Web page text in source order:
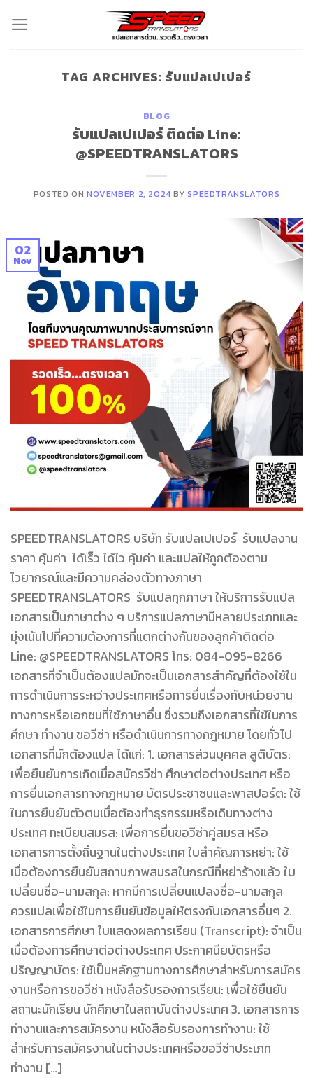
TAG ARCHIVES: รับแปลเปเปอร์
BLOG
รับแปลเปเปอร์ ติดต่อ Line:
@SPEEDTRANSLATORS
POSTED ON NOVEMBER 2, 2024 BYSPEEDTRANSLATORS
02
Nov
SPEEDTRANSLATORS บริษัท รับแปลเปเปอร์ รับแปลงาน
ราคา คุ้มค่า ได้เร็ว ได้ไว คุ้มค่า และแปลให้ถูกต้องตาม
ไวยากรณ์และมีความคล่องตัวทางภาษา
SPEEDTRANSLATORS รับแปลทุกภาษา ให้บริการรับแปล
เอกสารเป็นภาษาต่าง ๆ บริการแปลภาษามีหลายประเภทและ
มุ่งเน้นไปที่ความต้องการที่แตกต่างกันของลูกค้าติดต่อ
Line: @SPEEDTRANSLATORS โทร: 084-095-8266
เอกสารที่จำเป็นต้องแปลมักจะเป็นเอกสารสำคัญที่ต้องใช้ใน
การดำเนินการระหว่างประเทศหรือการยื่นเรื่องกับหน่วยงาน
ทางการหรือเอกชนที่ใช้ภาษาอื่น ซึ่งรวมถึงเอกสารที่ใช้ในการ
ศึกษา ทำงาน ขอวีซ่า หรือดำเนินการทางกฎหมาย โดยทั่วไป
เอกสารที่มักต้องแปล ได้แก่: 1. เอกสารส่วนบุคคล สูติบัตร:
เพื่อยืนยันการเกิดเมื่อสมัครวีซ่า ศึกษาต่อต่างประเทศ หรือ
การยื่นเอกสารทางกฎหมาย บัตรประชาชนและพาสปอร์ต: ใช้
ในการยืนยันตัวตนเมื่อต้องทำธุรกรรมหรือเดินทางต่าง
ประเทศ ทะเบียนสมรส: เพื่อการยื่นขอวีซ่าคู่สมรส หรือ
เอกสารการตั้งถิ่นฐานในต่างประเทศ ใบสำคัญการหย่า: ใช้
เมื่อต้องการยืนยันสถานภาพสมรสในกรณีที่หย่าร้างแล้ว ใบ
เปลี่ยนชื่อ-นามสกุล: หากมีการเปลี่ยนแปลงชื่อ-นามสกุล
ควรแปลเพื่อใช้ในการยืนยันข้อมูลให้ตรงกับเอกสารอื่นๆ 2.
เอกสารการศึกษา ใบแสดงผลการเรียน (Transcript): จำเป็น
เมื่อต้องการศึกษาต่อต่างประเทศ ประกาศนียบัตรหรือ
ปริญญาบัตร: ใช้เป็นหลักฐานทางการศึกษาสำหรับการสมัคร
งานหรือการขอวีซ่า หนังสือรับรองการเรียน: เพื่อใช้ยืนยัน
สถานะนักเรียน นักศึกษาในสถาบันต่างประเทศ 3. เอกสารการ
ทำงานและการสมัครงาน หนังสือรับรองการทำงาน: ใช้
สำหรับการสมัครงานในต่างประเทศหรือขอวีซ่าประเภท
ทำงาน […]